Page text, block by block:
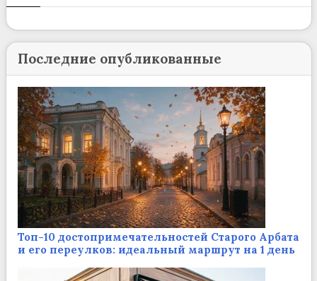
Последние опубликованные
Топ-10 достопримечательностей Старого Арбата
и его переулков: идеальный маршрут на 1 день